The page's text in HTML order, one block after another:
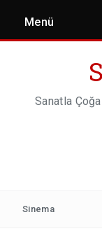
Menü
Sanatla
Sinema